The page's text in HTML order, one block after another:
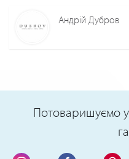
Андрій Дубров
Потоваришуємо